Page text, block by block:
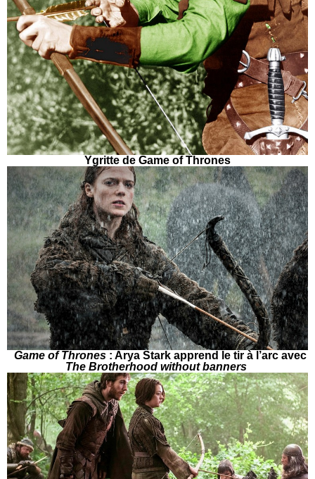
Ygritte de Game of Thrones
Game of Thrones : Arya Stark apprend le tir à l’arc avec
The Brotherhood without banners